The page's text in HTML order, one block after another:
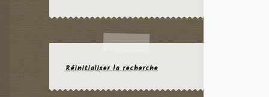
Réinitialiser la recherche